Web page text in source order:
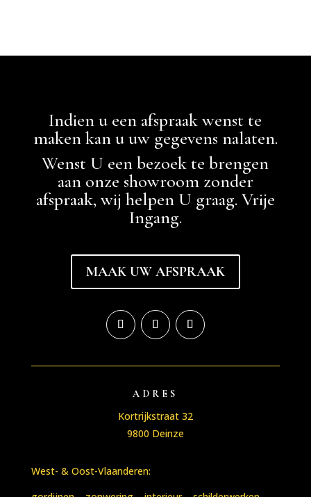
Indien u een afspraak wenst te
maken kan u uw gegevens nalaten.
Wenst U een bezoek te brengen
aan onze showroom zonder
afspraak, wij helpen U graag. Vrije
Ingang.
MAAK UW AFSPRAAK
ADRES
Kortrijkstraat 32
9800 Deinze
West- & Oost-Vlaanderen: